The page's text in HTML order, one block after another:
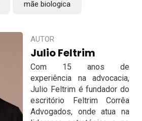
mãe biologica
AUTOR
Julio Feltrim
Com 15 anos de
experiência na advocacia,
Julio Feltrim é fundador do
escritório Feltrim Corrêa
Advogados, onde atua na